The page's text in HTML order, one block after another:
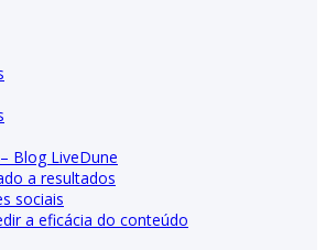
Blog LiveDune
a resultados
sociais
a eficácia do conteúdo